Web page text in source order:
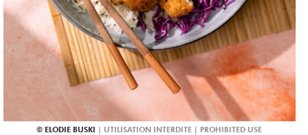
ELODIE BUSKI